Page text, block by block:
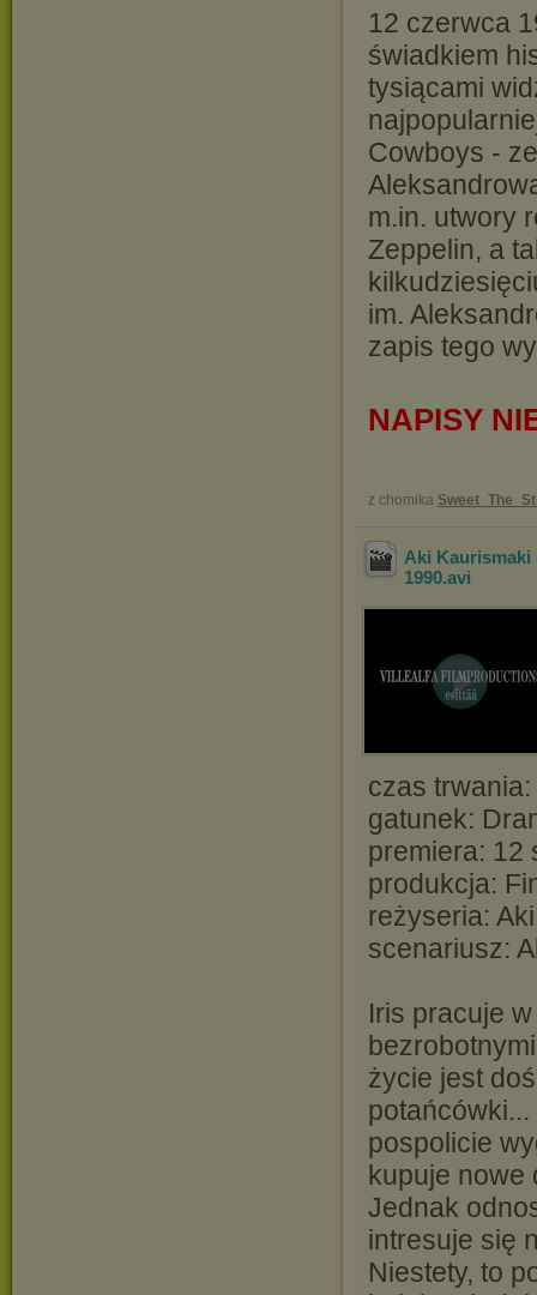
12 czerwca
świadkiem
tysiącami
Cowboys -
m.in. utwory
Zeppelin, a
im.
zapis tego
NAPISY
z chomika
Aki Kaurismaki
1990.avi
czas
gatunek:
premiera: 12
produkcja:
reżyseria:
scenariusz:
Iris pracuje
życie jest
pospolicie
kupuje nowe
Jednak
intresuje się
Niestety, to